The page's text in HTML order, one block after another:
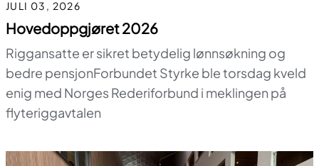
JULI 03, 2026
Hovedoppgjøret 2026
Riggansatte er sikret betydelig lønnsøkning og
bedre pensjonForbundet Styrke ble torsdag kveld
enig med Norges Rederiforbund i meklingen på
flyteriggavtalen